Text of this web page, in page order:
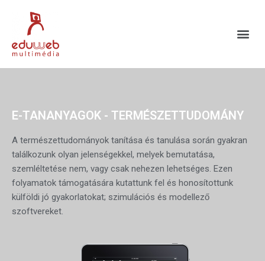
E-TANANYAGOK - TERMÉSZETTUDOMÁNY
A természettudományok tanítása és tanulása során gyakran
találkozunk olyan jelenségekkel, melyek bemutatása,
szemléltetése nem, vagy csak nehezen lehetséges. Ezen
folyamatok támogatására kutattunk fel és honosítottunk
külföldi jó gyakorlatokat; szimulációs és modellező
szoftvereket.